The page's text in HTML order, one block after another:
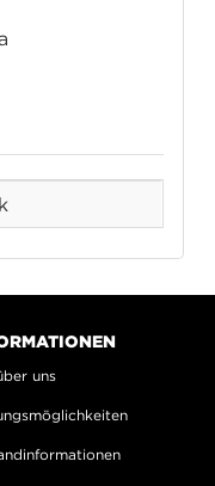
uns